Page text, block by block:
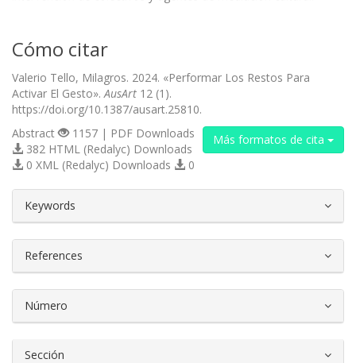
Cómo citar
Valerio Tello, Milagros. 2024. «Performar Los Restos Para
Activar El Gesto».AusArt 12 (1).
https://doi.org/10.1387/ausart.25810.
Más formatos de cita
Abstract
1157 | PDF Downloads
382 HTML (Redalyc) Downloads
0 XML (Redalyc) Downloads
0
Keywords
References
Número
Sección